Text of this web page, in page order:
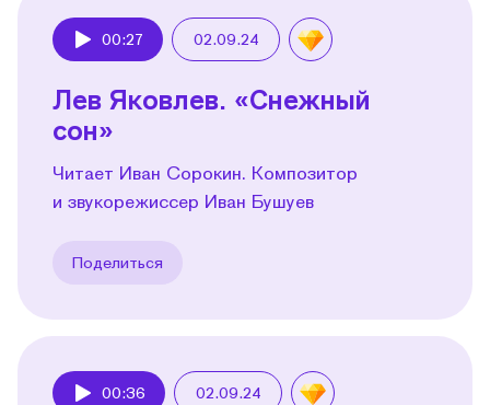
00:27 02.09.24
Лев Яковлев. «Снежный
сон»
Читает Иван Сорокин. Композитор
и звукорежиссер Иван Бушуев
Поделиться
00:36 02.09.24